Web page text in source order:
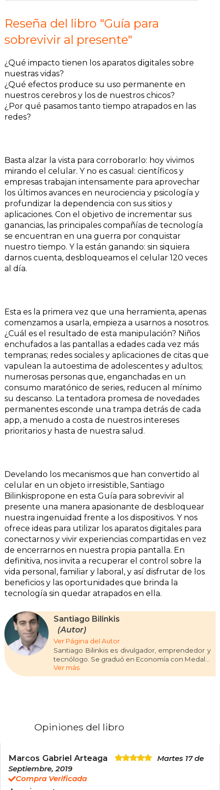
Reseña del libro "Guía para
sobrevivir al presente"
¿Qué impacto tienen los aparatos digitales sobre
nuestras vidas?
¿Qué efectos produce su uso permanente en
nuestros cerebros y los de nuestros chicos?
¿Por qué pasamos tanto tiempo atrapados en las
redes?
Basta alzar la vista para corroborarlo: hoy vivimos
mirando el celular. Y no es casual: científicos y
empresas trabajan intensamente para aprovechar
los últimos avances en neurociencia y psicología y
profundizar la dependencia con sus sitios y
aplicaciones. Con el objetivo de incrementar sus
ganancias, las principales compañías de tecnología
se encuentran en una guerra por conquistar
nuestro tiempo. Y la están ganando: sin siquiera
darnos cuenta, desbloqueamos el celular 120 veces
al día.
Esta es la primera vez que una herramienta, apenas
comenzamos a usarla, empieza a usarnos a nosotros.
¿Cuál es el resultado de esta manipulación? Niños
enchufados a las pantallas a edades cada vez más
tempranas; redes sociales y aplicaciones de citas que
vapulean la autoestima de adolescentes y adultos;
numerosas personas que, enganchadas en un
consumo maratónico de series, reducen al mínimo
su descanso. La tentadora promesa de novedades
permanentes esconde una trampa detrás de cada
app, a menudo a costa de nuestros intereses
prioritarios y hasta de nuestra salud.
Develando los mecanismos que han convertido al
celular en un objeto irresistible, Santiago
Bilinkispropone en esta Guía para sobrevivir al
presente una manera apasionante de desbloquear
nuestra ingenuidad frente a los dispositivos. Y nos
ofrece ideas para utilizar los aparatos digitales para
conectarnos y vivir experiencias compartidas en vez
de encerrarnos en nuestra propia pantalla. En
definitiva, nos invita a recuperar el control sobre la
vida personal, familiar y laboral, y así disfrutar de los
beneficios y las oportunidades que brinda la
tecnología sin quedar atrapados en ella.
Santiago Bilinkis
(Autor)
Ver Página del Autor
Santiago Bilinkis es divulgador, emprendedor y
tecnólogo. Se graduó en Economía con Medalla
de Oro en la Universidad de San Andrés
(Buenos Aires), realizó estudios de posgrado
en el programa Todo Pasa, en Infobae y en
referente de la innovación y la divulgación
tecnológica, así como del mundo
emprendedor. Es cofundador de varias
empresas tecnológicas, entre ellas Officenet,
Ver más
Opiniones del libro
Marcos Gabriel Arteaga
Martes 17 de
Septiembre, 2019
Compra Verificada